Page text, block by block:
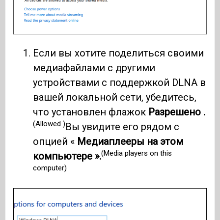
Если вы хотите поделиться своими
медиафайлами с другими
устройствами с поддержкой DLNA в
вашей локальной сети, убедитесь,
что установлен флажок Разрешено .
(Allowed )Вы увидите его рядом с
опцией « Медиаплееры на этом
компьютере ».(Media players on this
computer)